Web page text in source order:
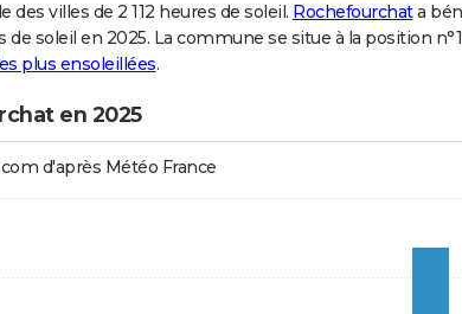
villes de 2 112 heures de soleil. Rochefourchata
de soleil en 2025. La commune se situe à la position
plus ensoleillées.
en 2025
d'après Météo France